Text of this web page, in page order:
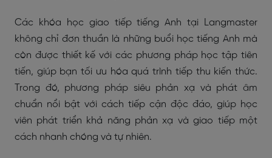
Các khóa học giao tiếp tiếng Anh tại Langmaster
không chỉ đơn thuần là những buổi học tiếng Anh mà
còn được thiết kế với các phương pháp học tập tiên
tiến, giúp bạn tối ưu hóa quá trình tiếp thu kiến thức.
Trong đó, phương pháp siêu phản xạ và phát âm
chuẩn nổi bật với cách tiếp cận độc đáo, giúp học
viên phát triển khả năng phản xạ và giao tiếp một
cách nhanh chóng và tự nhiên.